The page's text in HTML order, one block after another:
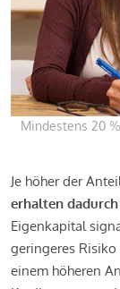
Mindestens 20
Je höher der
erhalten
Eigenkapital
geringeres
einem höheren